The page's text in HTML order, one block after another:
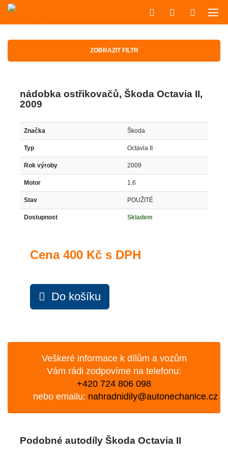
ZOBRAZIT FILTR
nádobka ostřikovačů, Škoda Octavia II,
2009
Značka Škoda
Typ Octavia II
Rok výroby 2009
Motor 1,6
Stav POUŽITÉ
Dostupnost Skladem
Cena 400 Kč s DPH
Do košíku
Veškeré informace k dílům a vozům
Vám rádi zodpovíme na telefonu:
+420 724 806 098
nebo emailu: nahradnidily@autonechanice.cz
Podobné autodíly Škoda Octavia II